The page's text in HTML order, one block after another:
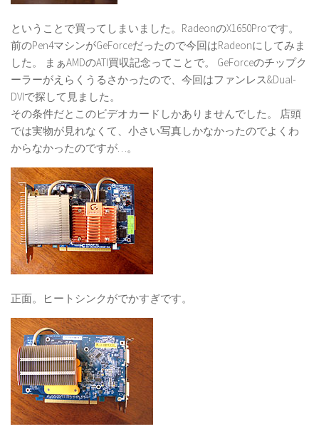
ということで買ってしまいました。RadeonのX1650Proです。
前のPen4マシンがGeForceだったので今回はRadeonにしてみま
した。 まぁAMDのATI買収記念ってことで。 GeForceのチップク
ーラーがえらくうるさかったので、今回はファンレス&Dual-
DVIで探して見ました。
その条件だとこのビデオカードしかありませんでした。 店頭
では実物が見れなくて、小さい写真しかなかったのでよくわ
からなかったのですが…。
正面。ヒートシンクがでかすぎです。